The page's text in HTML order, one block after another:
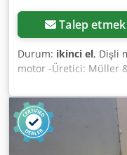
Talep etmek
Durum: ikinci el, Dişli
motor -Üretici: Müller
Hız: 160 rpm -Güç:
mm -Koruma sınıfı:
Dodperk S Dfsfx Agpsck